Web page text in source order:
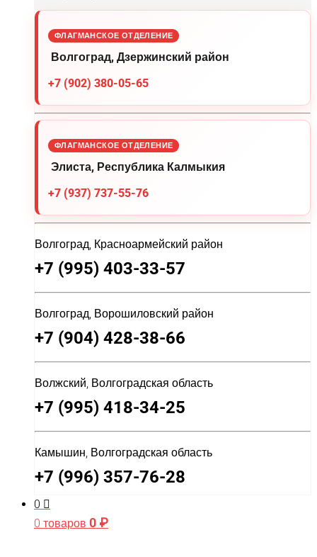
ФЛАГМАНСКОЕ ОТДЕЛЕНИЕ
Волгоград, Дзержинский район
+7 (902) 380-05-65
ФЛАГМАНСКОЕ ОТДЕЛЕНИЕ
Элиста, Республика Калмыкия
+7 (937) 737-55-76
Волгоград, Красноармейский район
+7 (995) 403-33-57
Волгоград, Ворошиловский район
+7 (904) 428-38-66
Волжский, Волгоградская область
+7 (995) 418-34-25
Камышин, Волгоградская область
+7 (996) 357-76-28
0
0 товаров 0 ₽